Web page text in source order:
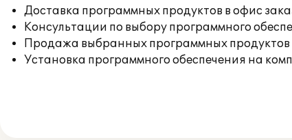
Доставка программных продуктов в офис
Консультации по выбору программного
Продажа выбранных программных продуктов
Установка программного обеспечения на